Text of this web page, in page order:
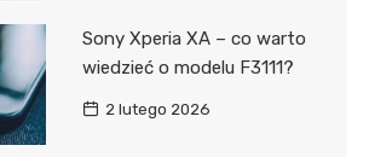
Sony Xperia XA – co warto
wiedzieć o modelu F3111?
2 lutego 2026